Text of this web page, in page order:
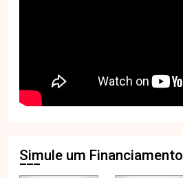
Simule um Financiamento